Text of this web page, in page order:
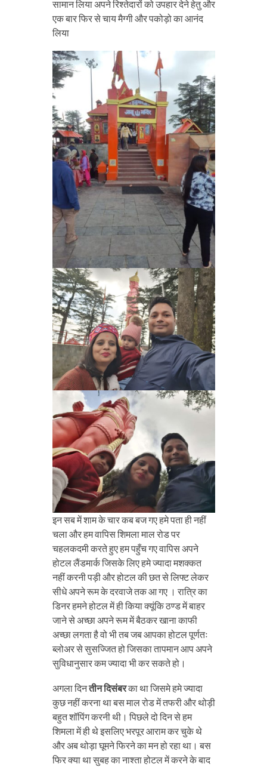
सामान लिया अपने रिश्तेदारों को उपहार देने हेतु और
एक बार फिर से चाय मैग्गी और पकोड़ो का आनंद
लिया
इन सब में शाम के चार कब बज गए हमे पता ही नहीं
चला और हम वापिस शिमला माल रोड पर
चहलकदमी करते हुए हम पहुँच गए वापिस अपने
होटल लैंडमार्क जिसके लिए हमे ज्यादा मशक्कत
नहीं करनी पड़ी और होटल की छत से लिफ्ट लेकर
सीधे अपने रूम के दरवाजे तक आ गए । रात्रि का
डिनर हमने होटल में ही किया क्यूंकि ठण्ड में बाहर
जाने से अच्छा अपने रूम में बैठकर खाना काफी
अच्छा लगता है वो भी तब जब आपका होटल पूर्णतः
ब्लोअर से सुसज्जित हो जिसका तापमान आप अपने
सुविधानुसार कम ज्यादा भी कर सकते हो।
अगला दिनतीन दिसंबरका था जिसमे हमे ज्यादा
कुछ नहीं करना था बस माल रोड में तफरी और थोड़ी
बहुत शॉपिंग करनी थी। पिछले दो दिन से हम
शिमला में ही थे इसलिए भरपूर आराम कर चुके थे
और अब थोड़ा घूमने फिरने का मन हो रहा था। बस
फिर क्या था सुबह का नाश्ता होटल में करने के बाद